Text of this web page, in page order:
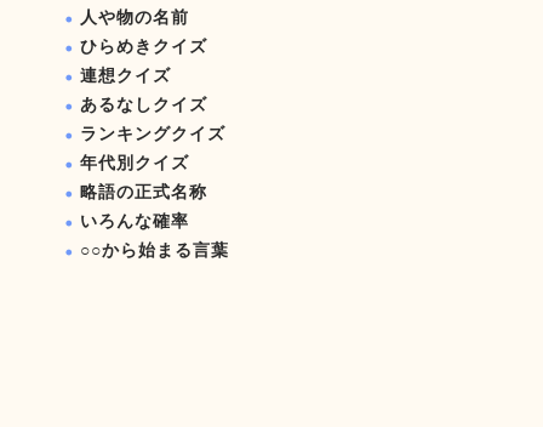
人や物の名前
ひらめきクイズ
連想クイズ
あるなしクイズ
ランキングクイズ
年代別クイズ
略語の正式名称
いろんな確率
○○から始まる言葉